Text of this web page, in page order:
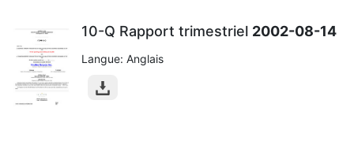
10-Q Rapport trimestriel 2002-08-14
Langue: Anglais